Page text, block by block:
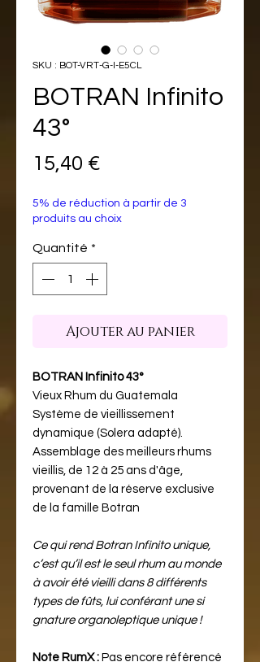
SKU : BOT-VRT-G-I-E5CL
BOTRAN Infinito
43°
15,40 €
5% de réduction à partir de 3
produits au choix
Quantité *
Ajouter au panier
BOTRAN Infinito 43°
Vieux Rhum du Guatemala
Système de vieillissement
dynamique (Solera adapté).
Assemblage des meilleurs rhums
vieillis, de 12 à 25 ans d'âge,
provenant de la réserve exclusive
de la famille Botran
Ce qui rend Botran Infinito unique,
c’est qu’il est le seul rhum au monde
à avoir été vieilli dans 8 différents
types de fûts, lui conférant une si
gnature organoleptique unique !
Note RumX : Pas encore référencé